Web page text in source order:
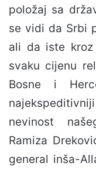
položaj sa
se vidi da Srbi
ali da iste
svaku cijenu
Bosne i
nevinost
Ramiza
general inša-